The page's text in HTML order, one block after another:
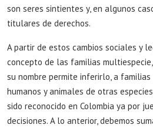
son seres sintientes y, en algunos
titulares de derechos.
A partir de estos cambios sociales y
concepto de las familias
su nombre permite inferirlo, a
humanos y animales de otras
sido reconocido en Colombia ya por
decisiones. A lo anterior, debemos